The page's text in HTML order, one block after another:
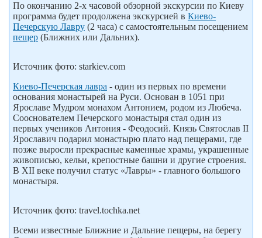
По окончанию 2-х часовой обзорной экскурсии по Киеву
программа будет продолжена экскурсией в Киево-
Печерскую Лавру (2 часа) с самостоятельным посещением
пещер (Ближних или Дальних).
Источник фото: starkiev.com
Киево-Печерская лавра - один из первых по времени
основания монастырей на Руси. Основан в 1051 при
Ярославе Мудром монахом Антонием, родом из Любеча.
Сооснователем Печерского монастыря стал один из
первых учеников Антония - Феодосий. Князь Святослав II
Ярославич подарил монастырю плато над пещерами, где
позже выросли прекрасные каменные храмы, украшенные
живописью, кельи, крепостные башни и другие строения.
В XII веке получил статус «Лавры» - главного большого
монастыря.
Источник фото: travel.tochka.net
Всеми известные Ближние и Дальние пещеры, на берегу